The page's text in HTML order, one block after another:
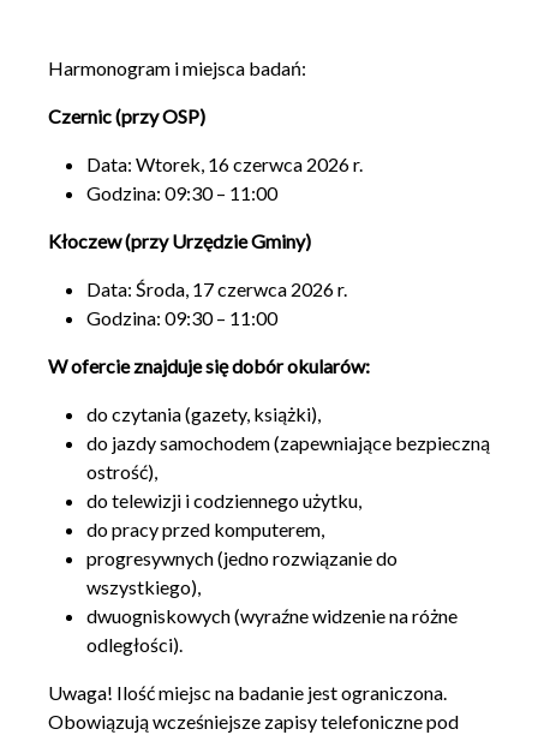
Harmonogram i miejsca badań:
Czernic (przy OSP)
Data: Wtorek, 16 czerwca 2026 r.
Godzina: 09:30 – 11:00
Kłoczew (przy Urzędzie Gminy)
Data: Środa, 17 czerwca 2026 r.
Godzina: 09:30 – 11:00
W ofercie znajduje się dobór okularów:
do czytania (gazety, książki),
do jazdy samochodem (zapewniające bezpieczną
ostrość),
do telewizji i codziennego użytku,
do pracy przed komputerem,
progresywnych (jedno rozwiązanie do
wszystkiego),
dwuogniskowych (wyraźne widzenie na różne
odległości).
Uwaga! Ilość miejsc na badanie jest ograniczona.
Obowiązują wcześniejsze zapisy telefoniczne pod